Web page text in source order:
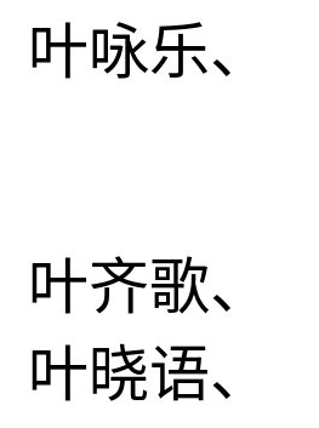
咏乐、
齐歌、
晓语、